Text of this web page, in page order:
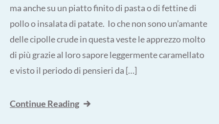
ma anche su un piatto finito di pasta o di fettine di
pollo o insalata di patate. Io che non sono un’amante
delle cipolle crude in questa veste le apprezzo molto
di più grazie al loro sapore leggermente caramellato
e visto il periodo di pensieri da […]
Continue Reading